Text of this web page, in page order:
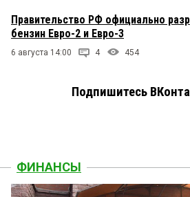
Правительство РФ официально
бензин Евро-2 и Евро-3
6 августа 14:00 4 454
Подпишитесь
ФИНАНСЫ